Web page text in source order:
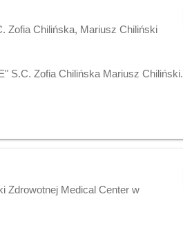
Zofia Chilińska, Mariusz Chiliński
S.C. Zofia Chilińska Mariusz Chiliński.
Zdrowotnej Medical Center w